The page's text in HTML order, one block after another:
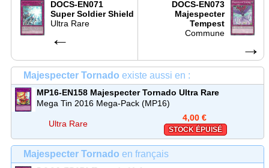
DOCS-EN071
Super Soldier Shield
Ultra Rare
←
DOCS-EN073
Majespecter
Tempest
Commune
→
Majespecter Tornado existe aussi en :
MP16-EN158 Majespecter Tornado Ultra Rare
Mega Tin 2016 Mega-Pack (MP16)
Ultra Rare
4,00 €
STOCK ÉPUISÉ
Majespecter Tornado en français